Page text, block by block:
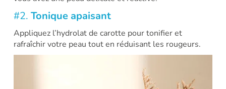
#2. Tonique apaisant
Appliquez l’hydrolat de carotte pour tonifier et
rafraîchir votre peau tout en réduisant les rougeurs.